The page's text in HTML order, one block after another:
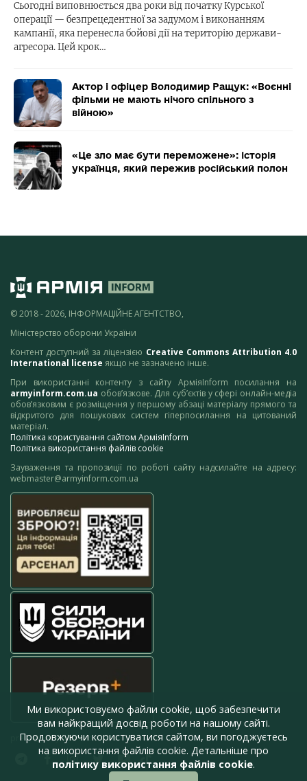
Сьогодні виповнюється два роки від початку Курської
операції — безпрецедентної за задумом і виконанням
кампанії, яка перенесла бойові дії на територію держави-
агресора. Цей крок…
Актор і офіцер Володимир Ращук: «Воєнні
фільми не мають нічого спільного з
війною»
«Це зло має бути переможене»: історія
українця, який пережив російський полон
© 2018 - 2026, ІНФОРМАЦІЙНЕ АГЕНТСТВО,
Міністерство оборони України
Контент доступний за ліцензією Creative Commons Attribution 4.0
International license якщо не зазначено інше.
При використанні контенту з сайту АрміяInform посилання на
armyinform.com.ua обов’язкове. Для суб’єктів у сфері онлайн-медіа
обов’язковим є розміщення у першому абзаці матеріалу прямого та
відкритого для пошукових систем гіперпосилання на цитований
матеріал.
Політика користування сайтом АрміяInform
Політика використання файлів cookie
Зауваження та пропозиції по роботі сайту надсилайте на адресу:
webmaster@armyinform.com.ua
press@armyinform.com.ua
Ми використовуємо файли cookie, щоб забезпечити
вам найкращий досвід роботи на нашому сайті.
Продовжуючи користуватися сайтом, ви погоджуєтесь
на використання файлів cookie. Детальніше про
політику використання файлів cookie.